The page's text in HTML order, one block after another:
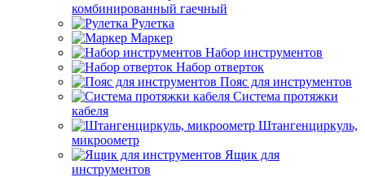
комбинированный гаечный
Рулетка
Маркер
Набор инструментов
Набор отверток
Пояс для инструментов
Система протяжки
кабеля
Штангенциркуль,
микроометр
Ящик для
инструментов